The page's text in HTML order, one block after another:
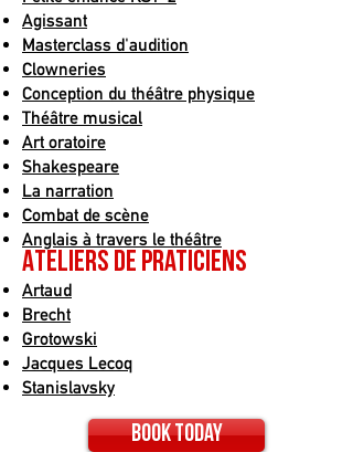
Agissant
Masterclass d'audition
Clowneries
Conception du théâtre physique
Théâtre musical
Art oratoire
Shakespeare
La narration
Combat de scène
Anglais à travers le théâtre
Ateliers de praticiens
Artaud
Brecht
Grotowski
Jacques Lecoq
Stanislavsky
Book today